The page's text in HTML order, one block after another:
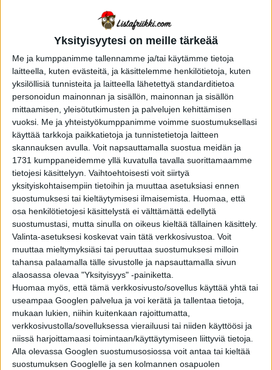
Yksityisyytesi on meille tärkeää
Me ja kumppanimme tallennamme ja/tai käytämme tietoja
laitteella, kuten evästeitä, ja käsittelemme henkilötietoja, kuten
yksilöllisiä tunnisteita ja laitteella lähetettyä standarditietoa
personoidun mainonnan ja sisällön, mainonnan ja sisällön
mittaamisen, yleisötutkimusten ja palvelujen kehittämisen
vuoksi. Me ja yhteistyökumppanimme voimme suostumuksellasi
käyttää tarkkoja paikkatietoja ja tunnistetietoja laitteen
skannauksen avulla. Voit napsauttamalla suostua meidän ja
1731 kumppaneidemme yllä kuvatulla tavalla suorittamaamme
tietojesi käsittelyyn. Vaihtoehtoisesti voit siirtyä
yksityiskohtaisempiin tietoihin ja muuttaa asetuksiasi ennen
suostumuksesi tai kieltäytymisesi ilmaisemista. Huomaa, että
osa henkilötietojesi käsittelystä ei välttämättä edellytä
suostumustasi, mutta sinulla on oikeus kieltää tällainen käsittely.
Valinta-asetuksesi koskevat vain tätä verkkosivustoa. Voit
muuttaa mieltymyksiäsi tai peruuttaa suostumuksesi milloin
tahansa palaamalla tälle sivustolle ja napsauttamalla sivun
alaosassa olevaa "Yksityisyys" -painiketta.
Huomaa myös, että tämä verkkosivusto/sovellus käyttää yhtä tai
useampaa Googlen palvelua ja voi kerätä ja tallentaa tietoja,
mukaan lukien, niihin kuitenkaan rajoittumatta,
verkkosivustolla/sovelluksessa vierailuusi tai niiden käyttöösi ja
niissä harjoittamaasi toimintaan/käyttäytymiseen liittyviä tietoja.
Alla olevassa Googlen suostumusosiossa voit antaa tai kieltää
suostumuksen Googlelle ja sen kolmannen osapuolen
ELÄMÄNTAPA 11 kuukautta sitten
Top 10 maailman vaarallisimmat
koirarodut
YLEISTIETO 1 vuosi sitten
Lukijoilta: Heiluttaako susi häntäänsä, kun se on
innostunut?
YHTEISKUNTA 1 vuosi sitten
10 uskomatonta sankaritarinaa, joissa eläin
pelasti ihmishengen – osa 1
OUDOT UUTISET 1 vuosi sitten
Hillitön kokoero ei hidastanut: Maailman suurin
koira ja maailman pienin koira kohtasivat
leikkitreffien merkeissä
YHTEISKUNTA 2 vuotta sitten
Vihollislaivaksi naamioituminen on hyvä
suunnitelma, ellei satu kohtaamaan sitä oikeaa
alusta: 10 ”loistavaa” ideaa, joiden toteutus ei
sujunut suunnitelman mukaan – osa 2